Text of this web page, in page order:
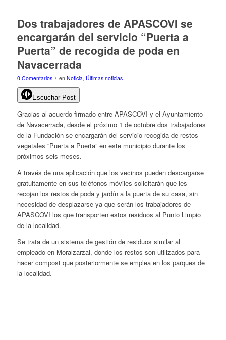
Dos trabajadores de APASCOVI se
encargarán del servicio “Puerta a
Puerta” de recogida de poda en
Navacerrada
0 Comentarios / en Noticia, Últimas noticias
Escuchar Post
Gracias al acuerdo firmado entre APASCOVI y el Ayuntamiento
de Navacerrada, desde el próximo 1 de octubre dos trabajadores
de la Fundación se encargarán del servicio recogida de restos
vegetales “Puerta a Puerta” en este municipio durante los
próximos seis meses.
A través de una aplicación que los vecinos pueden descargarse
gratuitamente en sus teléfonos móviles solicitarán que les
recojan los restos de poda y jardín a la puerta de su casa, sin
necesidad de desplazarse ya que serán los trabajadores de
APASCOVI los que transporten estos residuos al Punto Limpio
de la localidad.
Se trata de un sistema de gestión de residuos similar al
empleado en Moralzarzal, donde los restos son utilizados para
hacer compost que posteriormente se emplea en los parques de
la localidad.